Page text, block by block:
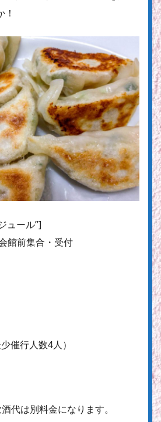
ュール”]
館前集合・受付
行人数4人）
代は別料金になります。